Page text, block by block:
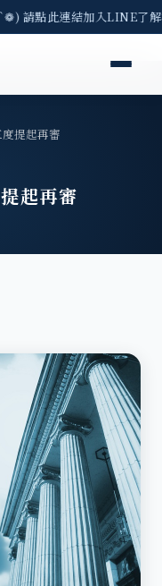
請點此連結加入LINE了
提起再審
起再審